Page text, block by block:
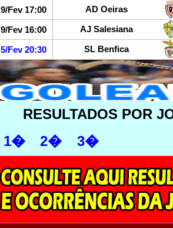
9/Fev 17:00 AD Oeiras
9/Fev 16:00 AJ Salesiana
5/Fev 20:30 SL Benfica
RESULTADOS POR
1�
2� 3�